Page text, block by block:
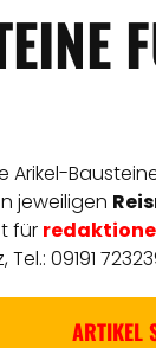
jeweiligen
für
09191
ARTIKEL